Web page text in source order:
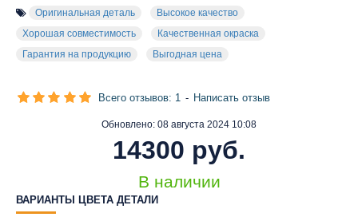
Оригинальная деталь
Высокое качество
Хорошая совместимость
Качественная окраска
Гарантия на продукцию
Выгодная цена
Обновлено: 08 августа 2024 10:08
В наличии
Всего отзывов: 1 - Написать отзыв
14300 руб.
ВАРИАНТЫ ЦВЕТА ДЕТАЛИ